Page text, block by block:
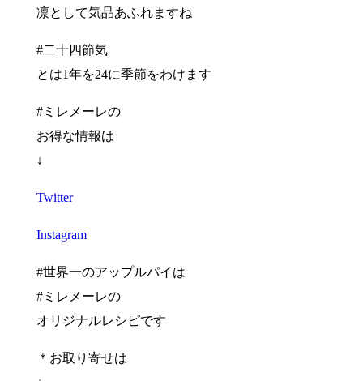
凛として気品あふれますね
#二十四節気
とは1年を24に季節をわけます
#ミレメーレの
お得な情報は
↓
Twitter
Instagram
#世界一のアップルパイは
#ミレメーレの
オリジナルレシピです
＊お取り寄せは